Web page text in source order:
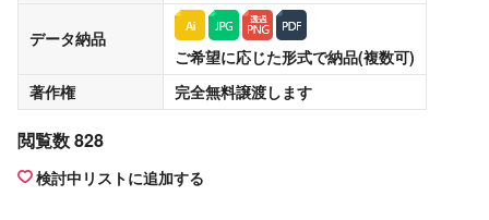
データ納品
ご希望に応じた形式で納品(複数可)
著作権
完全無料譲渡します
閲覧数 828
検討中リストに追加する